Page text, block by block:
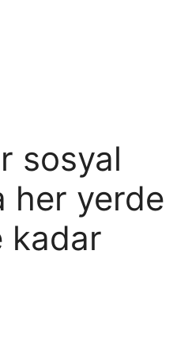
sosyal
her yerde
kadar